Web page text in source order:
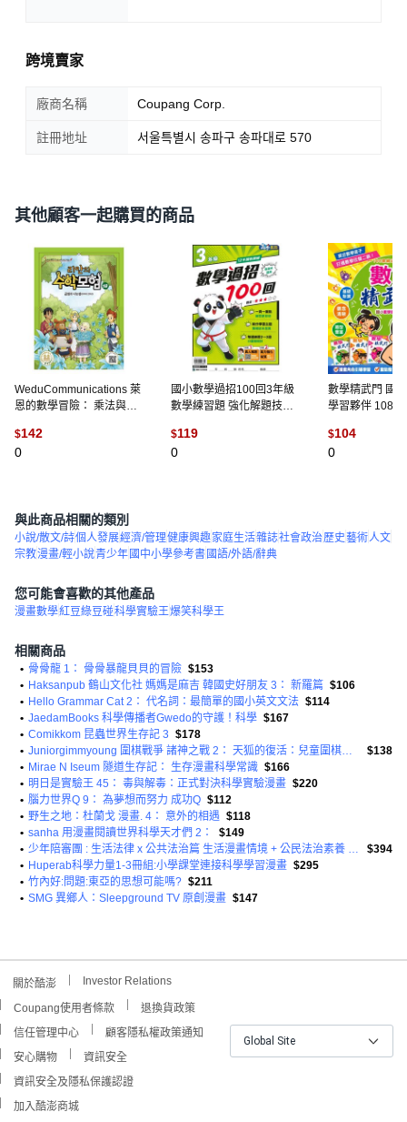
跨境賣家
廠商名稱 Coupang Corp.
註冊地址 서울특별시 송파구 송파대로 570
其他顧客一起購買的商品
WeduCommunications 萊
恩的數學冒險： 乘法與除
$142
0
國小數學過招100回3年級
數學練習題 強化解題技巧
$119
0
數學精武門 國
學習夥伴 108課
小-數學精武門-
$104
0
與此商品相關的類別
小說/散文/詩個人發展經濟/管理健康興趣家庭生活雜誌社會政治歷史藝術人文
宗教漫畫/輕小說青少年國中小學參考書國語/外語/辭典
您可能會喜歡的其他產品
漫畫數學紅豆綠豆碰科學實驗王爆笑科學王
相關商品
• 骨骨龍 1： 骨骨暴龍貝貝的冒險 $153
• Haksanpub 鶴山文化社 媽媽是麻吉 韓國史好朋友 3： 新羅篇 $106
• Hello Grammar Cat 2： 代名詞：最簡單的國小英文文法 $114
• JaedamBooks 科學傳播者Gwedo的守護！科學 $167
• Comikkom 昆蟲世界生存記 3 $178
•
Juniorgimmyoung 圍棋戰爭 諸神之戰 2： 天狐的復活：兒童圍棋學習漫畫
$138
• Mirae N Iseum 隧道生存記： 生存漫畫科學常識 $166
• 明日是實驗王 45： 毒與解毒：正式對決科學實驗漫畫 $220
• 腦力世界Q 9： 為夢想而努力 成功Q $112
• 野生之地：杜蘭戈 漫畫. 4： 意外的相遇 $118
• sanha 用漫畫閱讀世界科學天才們 2：
$149
•
少年陪審團 : 生活法律 x 公共法治篇 生活漫畫情境 + 公民法治素養 避開無所不在的犯罪地雷 共兩冊
$394
• Huperab科學力量1-3冊組:小學課堂連接科學學習漫畫 $295
• 竹內好:問題:東亞的思想可能嗎? $211
• SMG 異鄉人：Sleepground TV 原創漫畫 $147
關於酷澎 Investor Relations
Coupang使用者條款
退換貨政策
信任管理中心
顧客隱私權政策通知
安心購物
資訊安全
資訊安全及隱私保護認證
加入酷澎商城
Global Site